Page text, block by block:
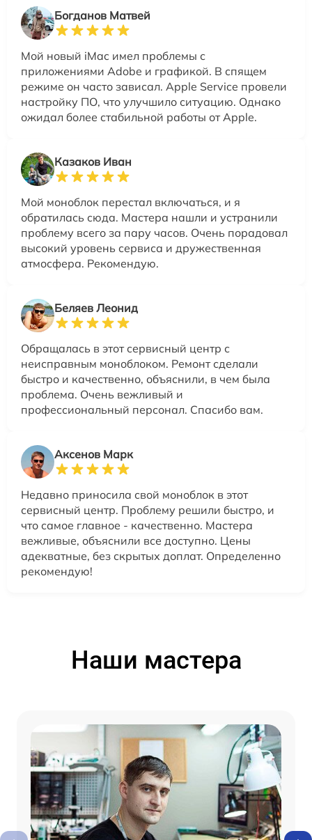
Богданов Матвей
Мой новый iMac имел проблемы с
приложениями Adobe и графикой. В спящем
режиме он часто зависал. Apple Service провели
настройку ПО, что улучшило ситуацию. Однако
ожидал более стабильной работы от Apple.
Казаков Иван
Мой моноблок перестал включаться, и я
обратилась сюда. Мастера нашли и устранили
проблему всего за пару часов. Очень порадовал
высокий уровень сервиса и дружественная
атмосфера. Рекомендую.
Беляев Леонид
Обращалась в этот сервисный центр с
неисправным моноблоком. Ремонт сделали
быстро и качественно, объяснили, в чем была
проблема. Очень вежливый и
профессиональный персонал. Спасибо вам.
Аксенов Марк
Недавно приносила свой моноблок в этот
сервисный центр. Проблему решили быстро, и
что самое главное - качественно. Мастера
вежливые, объяснили все доступно. Цены
адекватные, без скрытых доплат. Определенно
рекомендую!
Наши мастера